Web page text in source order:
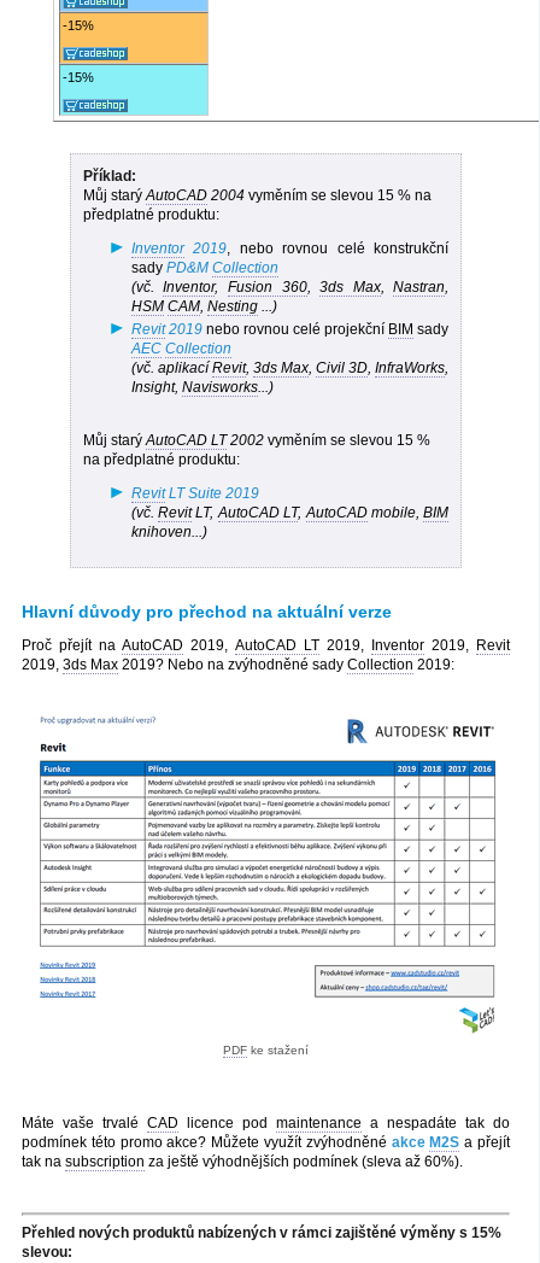
-15%
-15%
Příklad:
Můj starý AutoCAD2004vyměním se slevou 15 % na
předplatné produktu:
Inventor2019 , nebo rovnou celé konstrukční
sady PD&M Collection
(vč.Inventor, Fusion 360,3ds Max,Nastran
HSM CAM, Nesting...)
Revit2019nebo rovnou celé projekční BIM sady
AEC Collection
(vč. aplikacíRevit, 3ds Max ,Civil 3D ,InfraWorks
Insight, Navisworks...)
Můj starý AutoCAD LT2002vyměním se slevou 15 %
na předplatné produktu:
RevitLT Suite 2019
(vč. RevitLT, AutoCAD LT, AutoCADmobile,BIM
knihoven...)
Hlavní důvody pro přechod na aktuální verze
Proč přejít naAutoCAD 2019, AutoCAD LT2019, Inventor2019, Revit
2019, 3ds Max 2019? Nebo na zvýhodněné sady Collection 2019:
PDF ke stažení
Máte vaše trvalé CAD licence pod maintenance a nespadáte tak do
podmínek této promo akce? Můžete využít zvýhodněné akce M2S a přejít
tak na subscription za ještě výhodnějších podmínek (sleva až 60%).
Přehled nových produktů nabízených v rámci zajištěné výměny s 15%
slevou: